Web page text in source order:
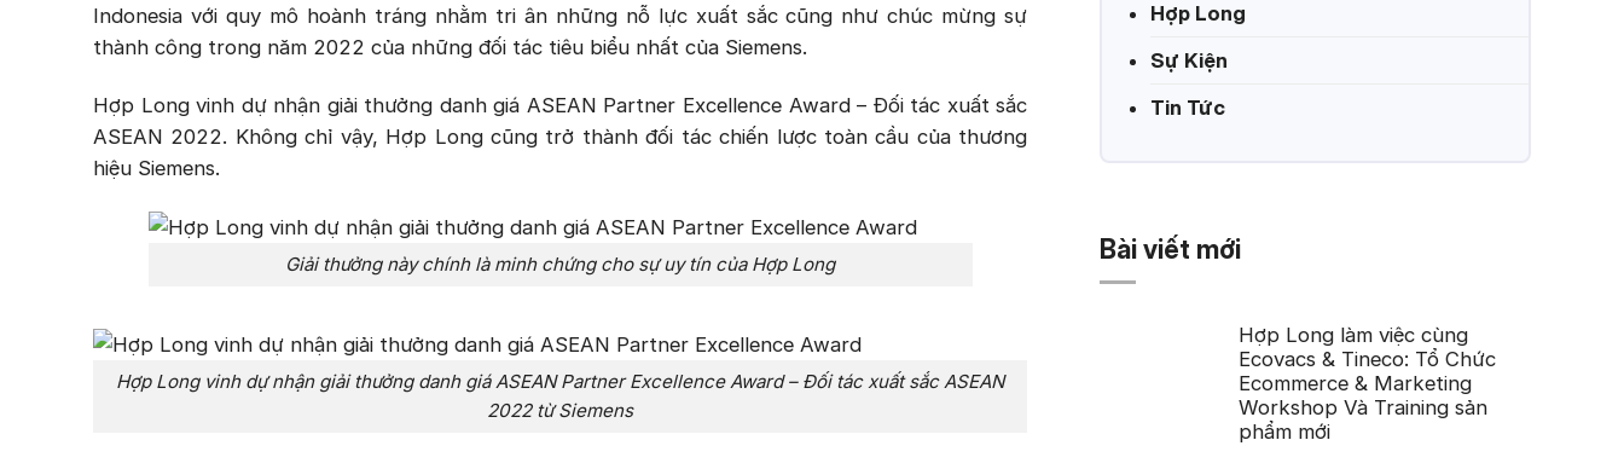
Indonesia với quy mô hoành tráng nhằm tri ân những nỗ lực xuất sắc cũng như chúc mừng sự
thành công trong năm 2022 của những đối tác tiêu biểu nhất của Siemens.
Hợp Long vinh dự nhận giải thưởng danh giá ASEAN Partner Excellence Award – Đối tác xuất sắc
ASEAN 2022. Không chỉ vậy, Hợp Long cũng trở thành đối tác chiến lược toàn cầu của thương
hiệu Siemens.
Giải thưởng này chính là minh chứng cho sự uy tín của Hợp Long
Hợp Long vinh dự nhận giải thưởng danh giá ASEAN Partner Excellence Award – Đối tác xuất sắc ASEAN
2022 từ Siemens
Hợp Long
Sự Kiện
Tin Tức
Bài viết mới
Hợp Long làm việc cùng
Ecovacs & Tineco: Tổ Chức
Ecommerce & Marketing
Workshop Và Training sản
phẩm mới